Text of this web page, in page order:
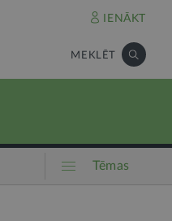
IENĀKT
MEKLĒT
Tēmas